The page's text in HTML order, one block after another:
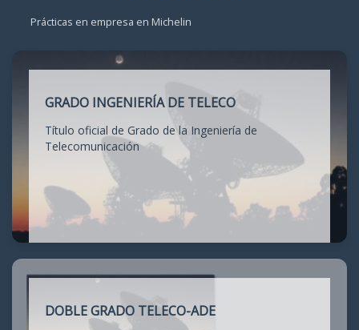
Prácticas en empresa en Michelin
GRADO INGENIERÍA DE TELECO
Título oficial de Grado de la Ingeniería de
Telecomunicación
DOBLE GRADO TELECO-ADE